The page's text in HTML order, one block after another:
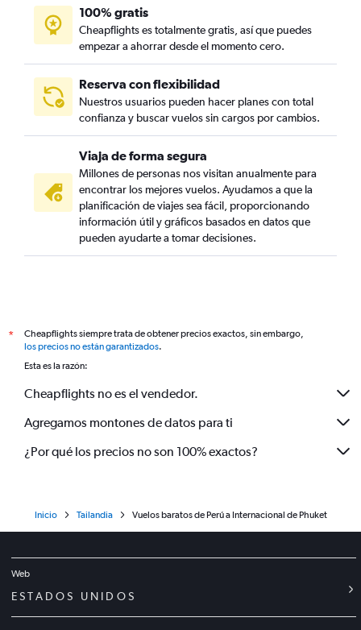
100% gratis
Cheapflights es totalmente gratis, así que puedes
empezar a ahorrar desde el momento cero.
Reserva con flexibilidad
Nuestros usuarios pueden hacer planes con total
confianza y buscar vuelos sin cargos por cambios.
Viaja de forma segura
Millones de personas nos visitan anualmente para
encontrar los mejores vuelos. Ayudamos a que la
planificación de viajes sea fácil, proporcionando
información útil y gráficos basados en datos que
pueden ayudarte a tomar decisiones.
*
Cheapflights siempre trata de obtener precios exactos, sin embargo,
los precios no están garantizados.
Esta es la razón:
Cheapflights no es el vendedor.
Agregamos montones de datos para ti
¿Por qué los precios no son 100% exactos?
Inicio Tailandia Vuelos baratos de Perú a Internacional de Phuket
Web
ESTADOS UNIDOS